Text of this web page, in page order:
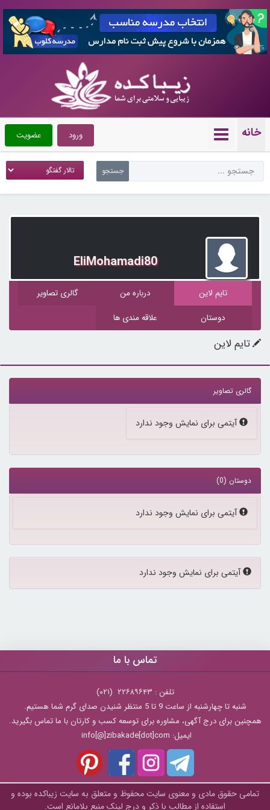
7359075
خانه عضویت ورود
EliMohamadi80
تایم لاین درباره من
گالری تصاویر
دوستان
علاقه مندی ها
تایم لاین
گالری تصاویر
آیتمی برای نمایش وجود ندارد
دوستان (0)
آیتمی برای نمایش وجود ندارد
پیام:
آیتمی برای نمایش وجود ندارد
تماس با ما
تلفن : ۲۲۶۸۹۶۴۳ (۰۲۱)
شنبه تا چهارشنبه از ساعت 9 تا 5 منتظر شنیدن صدای گرم شما هستیم.
همچنین برای درج آگهی، مشاوره برای توسعه کسب و کارتان با ما تماس بگیرید.
ایمیل: info[@]zibakade[dot]com
تمامی حقوق مادی و معنوی سایت محفوظ و متعلق به سايت زیباکده بوده و
استفاده از مطالب با ذکر و درج لینک منبع بلامانع است.